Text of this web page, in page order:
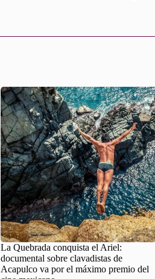
La Quebrada conquista el Ariel:
documental sobre clavadistas de
Acapulco va por el máximo premio del